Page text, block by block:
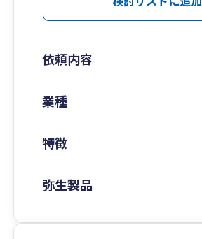
依頼内容
業種
特徴
弥生製品